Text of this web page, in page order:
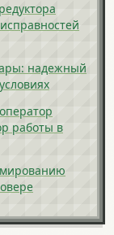
надежный
работы в